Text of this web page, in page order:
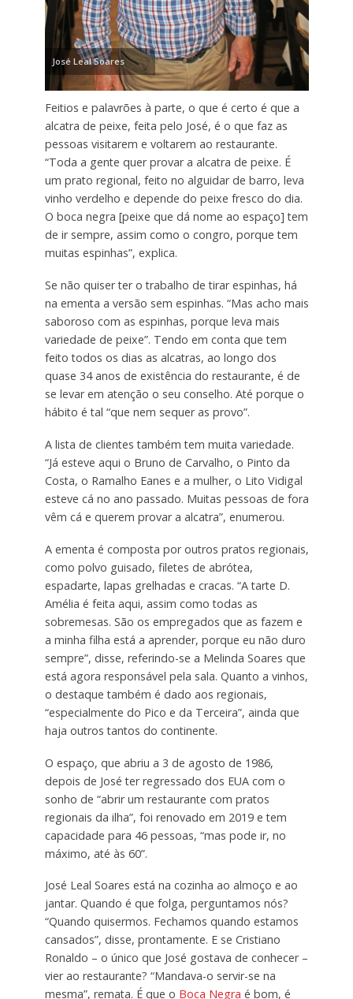
José Leal Soares
Feitios e palavrões à parte, o que é certo é que a
alcatra de peixe, feita pelo José, é o que faz as
pessoas visitarem e voltarem ao restaurante.
“Toda a gente quer provar a alcatra de peixe. É
um prato regional, feito no alguidar de barro, leva
vinho verdelho e depende do peixe fresco do dia.
O boca negra [peixe que dá nome ao espaço] tem
de ir sempre, assim como o congro, porque tem
muitas espinhas”, explica.
Se não quiser ter o trabalho de tirar espinhas, há
na ementa a versão sem espinhas. “Mas acho mais
saboroso com as espinhas, porque leva mais
variedade de peixe”. Tendo em conta que tem
feito todos os dias as alcatras, ao longo dos
quase 34 anos de existência do restaurante, é de
se levar em atenção o seu conselho. Até porque o
hábito é tal “que nem sequer as provo”.
A lista de clientes também tem muita variedade.
“Já esteve aqui o Bruno de Carvalho, o Pinto da
Costa, o Ramalho Eanes e a mulher, o Lito Vidigal
esteve cá no ano passado. Muitas pessoas de fora
vêm cá e querem provar a alcatra”, enumerou.
A ementa é composta por outros pratos regionais,
como polvo guisado, filetes de abrótea,
espadarte, lapas grelhadas e cracas. “A tarte D.
Amélia é feita aqui, assim como todas as
sobremesas. São os empregados que as fazem e
a minha filha está a aprender, porque eu não duro
sempre”, disse, referindo-se a Melinda Soares que
está agora responsável pela sala. Quanto a vinhos,
o destaque também é dado aos regionais,
“especialmente do Pico e da Terceira”, ainda que
haja outros tantos do continente.
O espaço, que abriu a 3 de agosto de 1986,
depois de José ter regressado dos EUA com o
sonho de “abrir um restaurante com pratos
regionais da ilha”, foi renovado em 2019 e tem
capacidade para 46 pessoas, “mas pode ir, no
máximo, até às 60”.
José Leal Soares está na cozinha ao almoço e ao
jantar. Quando é que folga, perguntamos nós?
“Quando quisermos. Fechamos quando estamos
cansados”, disse, prontamente. E se Cristiano
Ronaldo – o único que José gostava de conhecer –
vier ao restaurante? “Mandava-o servir-se na
mesma”, remata. É que o Boca Negra é bom, é